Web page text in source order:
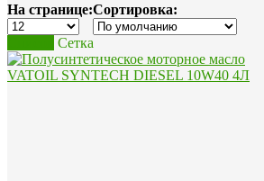
На странице:Сортировка:
Сетка